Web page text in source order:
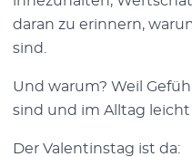
daran zu erinnern,
sind.
Und warum? Weil
sind und im Alltag
Der Valentinstag ist da: